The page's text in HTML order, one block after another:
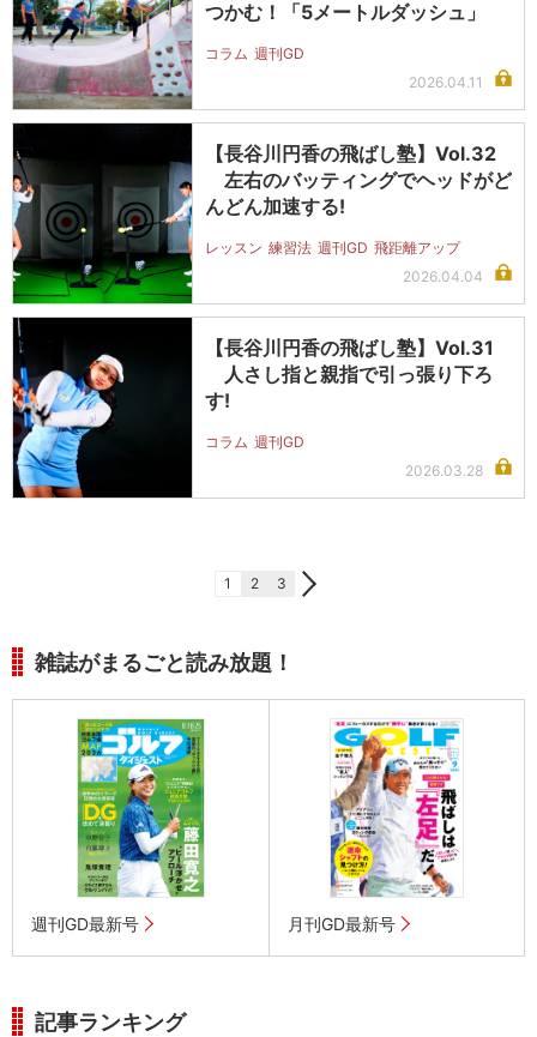
つかむ！「5メートルダッシュ」
コラム 週刊GD
2026.04.11
【長谷川円香の飛ばし塾】Vol.32
左右のバッティングでヘッドがど
んどん加速する!
レッスン 練習法 週刊GD 飛距離アップ
2026.04.04
【長谷川円香の飛ばし塾】Vol.31
人さし指と親指で引っ張り下ろ
す!
コラム 週刊GD
2026.03.28
1 2 3
雑誌がまるごと読み放題！
週刊GD最新号 月刊GD最新号
記事ランキング